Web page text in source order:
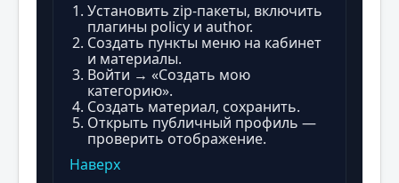
Установить zip-пакеты, включить
плагины policy и author.
Создать пункты меню на кабинет
и материалы.
Войти → «Создать мою
категорию».
Создать материал, сохранить.
Открыть публичный профиль —
проверить отображение.
Наверх